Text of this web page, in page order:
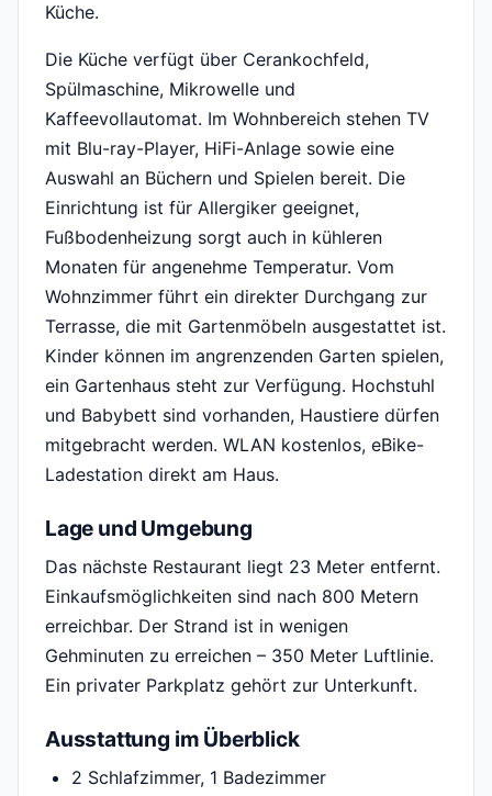
Küche.
Die Küche verfügt über Cerankochfeld,
Spülmaschine, Mikrowelle und
Kaffeevollautomat. Im Wohnbereich stehen TV
mit Blu-ray-Player, HiFi-Anlage sowie eine
Auswahl an Büchern und Spielen bereit. Die
Einrichtung ist für Allergiker geeignet,
Fußbodenheizung sorgt auch in kühleren
Monaten für angenehme Temperatur. Vom
Wohnzimmer führt ein direkter Durchgang zur
Terrasse, die mit Gartenmöbeln ausgestattet ist.
Kinder können im angrenzenden Garten spielen,
ein Gartenhaus steht zur Verfügung. Hochstuhl
und Babybett sind vorhanden, Haustiere dürfen
mitgebracht werden. WLAN kostenlos, eBike-
Ladestation direkt am Haus.
Lage und Umgebung
Das nächste Restaurant liegt 23 Meter entfernt.
Einkaufsmöglichkeiten sind nach 800 Metern
erreichbar. Der Strand ist in wenigen
Gehminuten zu erreichen – 350 Meter Luftlinie.
Ein privater Parkplatz gehört zur Unterkunft.
Ausstattung im Überblick
2 Schlafzimmer, 1 Badezimmer